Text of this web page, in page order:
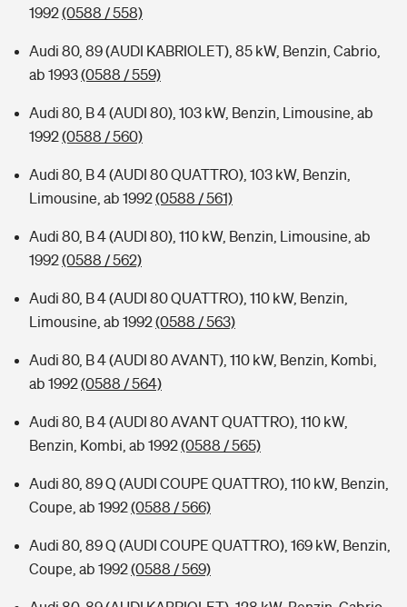
1992(0588 / 558)
Audi 80, 89 (AUDI KABRIOLET), 85 kW, Benzin, Cabrio,
ab 1993(0588 / 559)
Audi 80, B 4 (AUDI 80), 103 kW, Benzin, Limousine, ab
1992(0588 / 560)
Audi 80, B 4 (AUDI 80 QUATTRO), 103 kW, Benzin,
Limousine, ab 1992(0588 / 561)
Audi 80, B 4 (AUDI 80), 110 kW, Benzin, Limousine, ab
1992(0588 / 562)
Audi 80, B 4 (AUDI 80 QUATTRO), 110 kW, Benzin,
Limousine, ab 1992(0588 / 563)
Audi 80, B 4 (AUDI 80 AVANT), 110 kW, Benzin, Kombi,
ab 1992(0588 / 564)
Audi 80, B 4 (AUDI 80 AVANT QUATTRO), 110 kW,
Benzin, Kombi, ab 1992(0588 / 565)
Audi 80, 89 Q (AUDI COUPE QUATTRO), 110 kW, Benzin,
Coupe, ab 1992(0588 / 566)
Audi 80, 89 Q (AUDI COUPE QUATTRO), 169 kW, Benzin,
Coupe, ab 1992(0588 / 569)